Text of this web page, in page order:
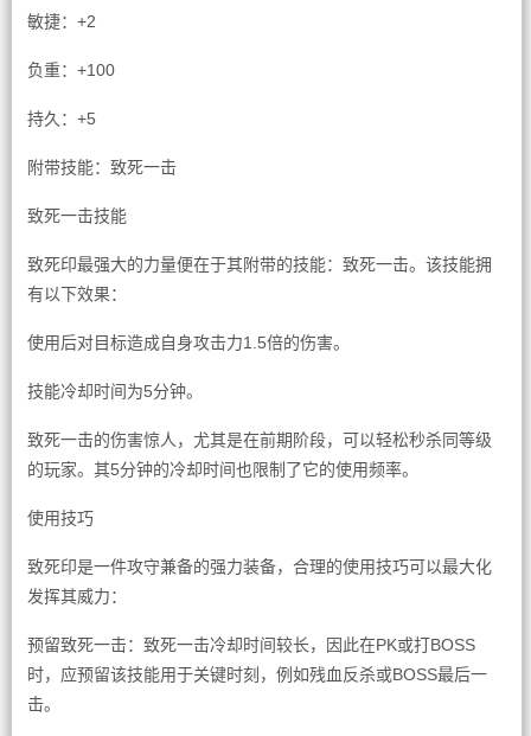
敏捷：+2
负重：+100
持久：+5
附带技能：致死一击
致死一击技能
致死印最强大的力量便在于其附带的技能：致死一击。该技能拥
有以下效果：
使用后对目标造成自身攻击力1.5倍的伤害。
技能冷却时间为5分钟。
致死一击的伤害惊人，尤其是在前期阶段，可以轻松秒杀同等级
的玩家。其5分钟的冷却时间也限制了它的使用频率。
使用技巧
致死印是一件攻守兼备的强力装备，合理的使用技巧可以最大化
发挥其威力：
预留致死一击：致死一击冷却时间较长，因此在PK或打BOSS
时，应预留该技能用于关键时刻，例如残血反杀或BOSS最后一
击。